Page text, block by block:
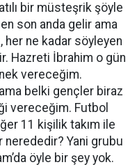
bir müsteşrik şöyle
en son anda gelir ama
her ne kadar söyleyen
Hazreti İbrahim o gün
vereceğim.
belki gençler biraz
vereceğim. Futbol
11 kişilik takım ile
Yani grubu
öyle bir şey yok.